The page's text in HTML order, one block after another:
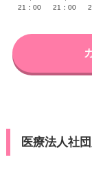
21：00
21：00
医療法人社